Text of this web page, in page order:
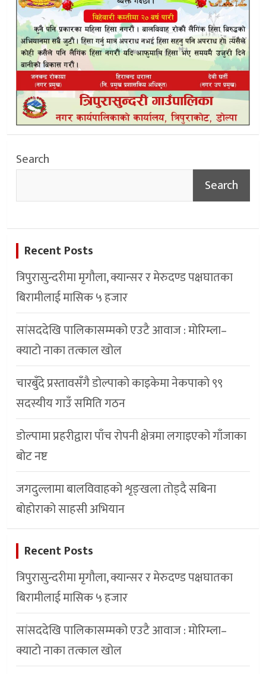
Search
Search
Recent Posts
त्रिपुरासुन्दरीमा मृगौला, क्यान्सर र मेरुदण्ड पक्षघातका
बिरामीलाई मासिक ५ हजार
सांसददेखि पालिकासम्मको एउटै आवाज : मोरिम्ला–
क्याटो नाका तत्काल खोल
चारबुँदे प्रस्तावसँगै डाेल्पाकाे काइकेमा नेकपाकाे ९९
सदस्यीय गाउँ समिति गठन
डोल्पामा प्रहरीद्वारा पाँच रोपनी क्षेत्रमा लगाइएको गाँजाका
बोट नष्ट
जगदुल्लामा बालविवाहको शृङ्खला तोड्दै सबिना
बोहोराको साहसी अभियान
Recent Posts
त्रिपुरासुन्दरीमा मृगौला, क्यान्सर र मेरुदण्ड पक्षघातका
बिरामीलाई मासिक ५ हजार
सांसददेखि पालिकासम्मको एउटै आवाज : मोरिम्ला–
क्याटो नाका तत्काल खोल